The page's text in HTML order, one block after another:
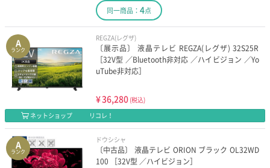
同一商品： 4点
A
ランク
REGZA(レグザ)
〔展示品〕 液晶テレビ REGZA(レグザ) 32S25R
［32V型 ／Bluetooth非対応 ／ハイビジョン ／Yo
uTube非対応］
¥36,280 (税込)
ネットショップ
リコレ！
A
ランク
ドウシシャ
〔中古品〕 液晶テレビ ORION ブラック OL32WD
100 ［32V型 ／ハイビジョン］